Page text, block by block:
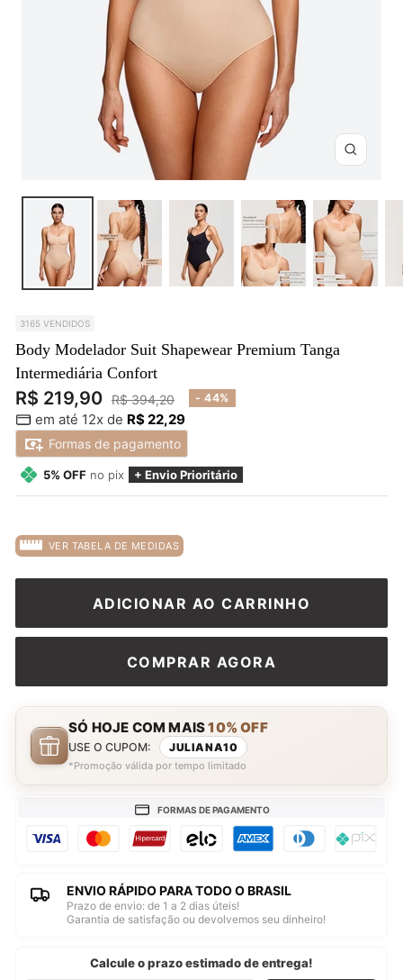
Zoom
3165 VENDIDOS
Body Modelador Suit Shapewear Premium Tanga
Intermediária Confort
Preço
promocional
R$ 219,90 Preço
normal
R$ 394,20 - 44%
em até 12x de R$ 22,29
Formas de pagamento
5% OFF no pix + Envio Prioritário
VER TABELA DE MEDIDAS
ADICIONAR AO CARRINHO
COMPRAR AGORA
SÓ HOJE COM MAIS10% OFF
USE O CUPOM: JULIANA10
*Promoção válida por tempo limitado
FORMAS DE PAGAMENTO
ENVIO RÁPIDO PARA TODO O BRASIL
Prazo de envio: de 1 a 2 dias úteis!
Garantia de satisfação ou devolvemos seu dinheiro!
Calcule o prazo estimado de entrega!